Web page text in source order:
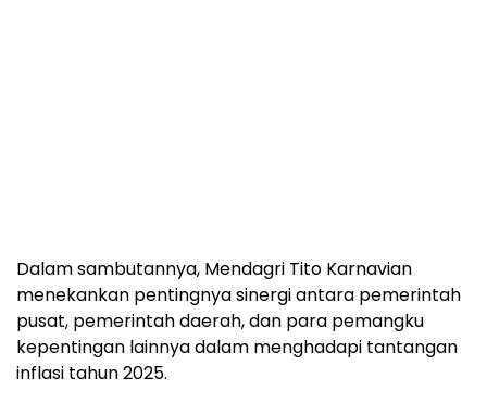
Dalam sambutannya, Mendagri Tito Karnavian
menekankan pentingnya sinergi antara pemerintah
pusat, pemerintah daerah, dan para pemangku
kepentingan lainnya dalam menghadapi tantangan
inflasi tahun 2025.